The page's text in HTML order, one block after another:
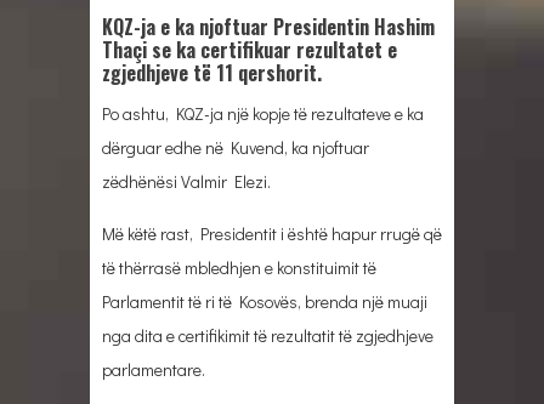
KQZ-ja e ka njoftuar Presidentin Hashim
Thaçi se ka certifikuar rezultatet e
zgjedhjeve të 11 qershorit.
Po ashtu, KQZ-ja një kopje të rezultateve e ka
dërguar edhe në Kuvend, ka njoftuar
zëdhënësi Valmir Elezi.
Më këtë rast, Presidentit i është hapur rrugë që
të thërrasë mbledhjen e konstituimit të
Parlamentit të ri të Kosovës, brenda një muaji
nga dita e certifikimit të rezultatit të zgjedhjeve
parlamentare.